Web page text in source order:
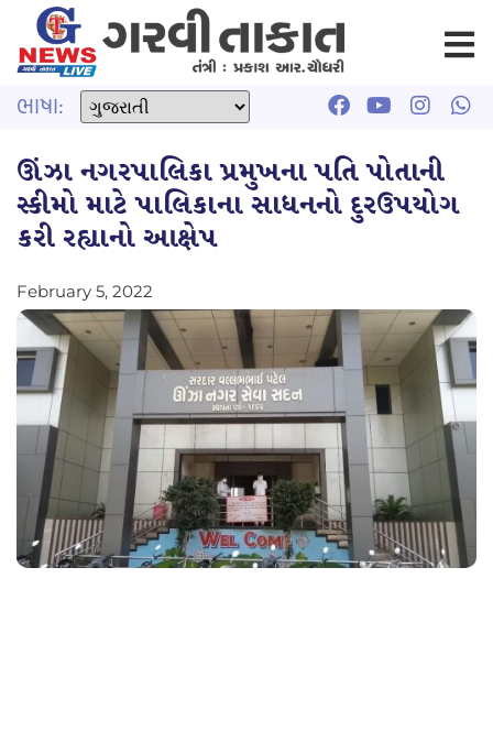
ભાષા:
ઊંઝા નગરપાલિકા પ્રમુખના પતિ પોતાની
સ્કીમો માટે પાલિકાના સાધનનો દુરઉપયોગ
કરી રહ્યાનો આક્ષેપ
February 5, 2022